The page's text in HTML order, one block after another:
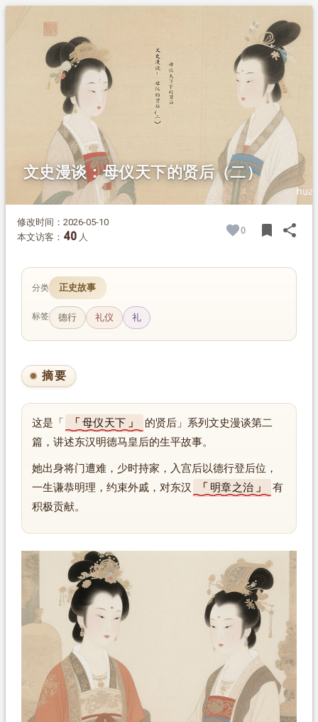
2.1.东汉马明德皇后
2.2.宽仁明理，补政修德
2.3.约束外戚，名留青史
文史漫谈：母仪天下的贤后（二）
修改时间：2026-05-10
本文访客： 40 人
0 bookmark share
分类 正史故事
标签 德行 礼仪 礼
摘要
这是「 母仪天下
的贤后」系列文史漫谈第二
篇，讲述东汉明德马皇后的生平故事。
她出身将门遭难，少时持家，入宫后以德行登后位，
一生谦恭明理，约束外戚，对东汉
明章之治
有
积极贡献。